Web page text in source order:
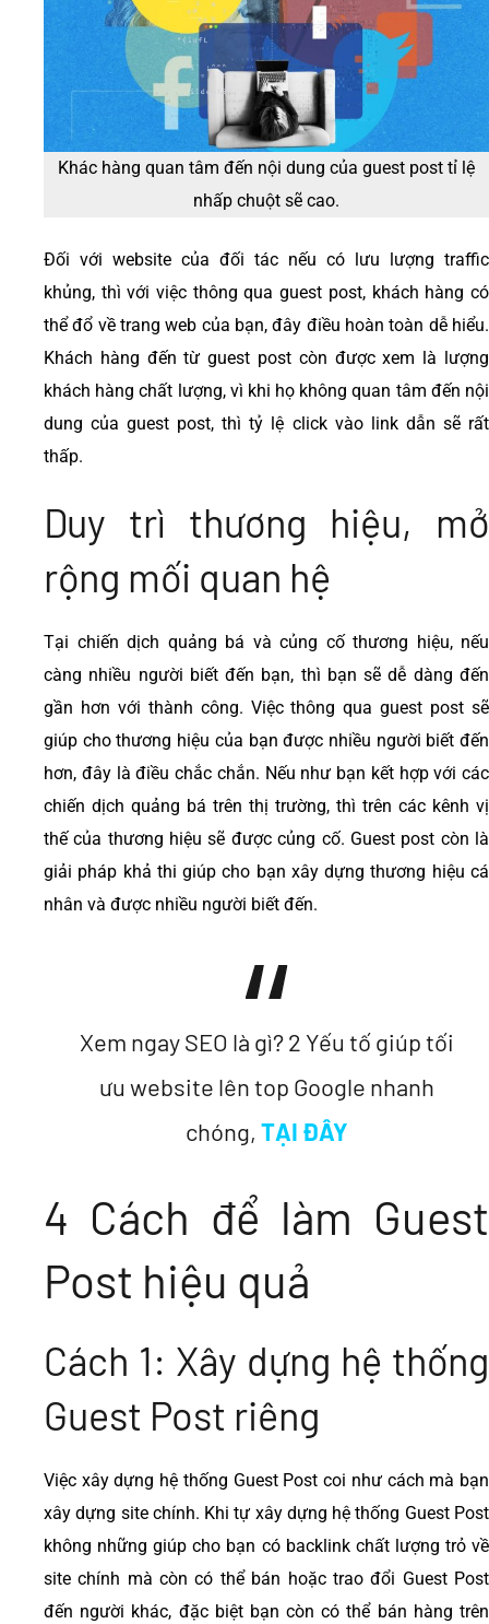
Khác hàng quan tâm đến nội dung của guest post tỉ lệ
nhấp chuột sẽ cao.
Đối với website của đối tác nếu có lưu lượng traffic
khủng, thì với việc thông qua guest post, khách hàng có
thể đổ về trang web của bạn, đây điều hoàn toàn dễ hiểu.
Khách hàng đến từ guest post còn được xem là lượng
khách hàng chất lượng, vì khi họ không quan tâm đến nội
dung của guest post, thì tỷ lệ click vào link dẫn sẽ rất
thấp.
Duy trì thương hiệu, mở
rộng mối quan hệ
Tại chiến dịch quảng bá và củng cố thương hiệu, nếu
càng nhiều người biết đến bạn, thì bạn sẽ dễ dàng đến
gần hơn với thành công. Việc thông qua guest post sẽ
giúp cho thương hiệu của bạn được nhiều người biết đến
hơn, đây là điều chắc chắn. Nếu như bạn kết hợp với các
chiến dịch quảng bá trên thị trường, thì trên các kênh vị
thế của thương hiệu sẽ được củng cố. Guest post còn là
giải pháp khả thi giúp cho bạn xây dựng thương hiệu cá
nhân và được nhiều người biết đến.
Xem ngay SEO là gì? 2 Yếu tố giúp tối
ưu website lên top Google nhanh
chóng, TẠI ĐÂY
4 Cách để làm Guest
Post hiệu quả
Cách 1: Xây dựng hệ thống
Guest Post riêng
Việc xây dựng hệ thống Guest Post coi như cách mà bạn
xây dựng site chính. Khi tự xây dựng hệ thống Guest Post
không những giúp cho bạn có backlink chất lượng trỏ về
site chính mà còn có thể bán hoặc trao đổi Guest Post
đến người khác, đặc biệt bạn còn có thể bán hàng trên